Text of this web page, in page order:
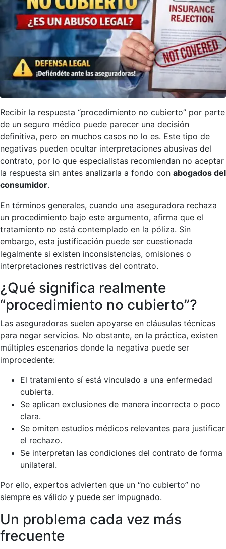
Recibir la respuesta “procedimiento no cubierto” por parte
de un seguro médico puede parecer una decisión
definitiva, pero en muchos casos no lo es. Este tipo de
negativas pueden ocultar interpretaciones abusivas del
contrato, por lo que especialistas recomiendan no aceptar
la respuesta sin antes analizarla a fondo con abogados del
consumidor.
En términos generales, cuando una aseguradora rechaza
un procedimiento bajo este argumento, afirma que el
tratamiento no está contemplado en la póliza. Sin
embargo, esta justificación puede ser cuestionada
legalmente si existen inconsistencias, omisiones o
interpretaciones restrictivas del contrato.
¿Qué significa realmente
“procedimiento no cubierto”?
Las aseguradoras suelen apoyarse en cláusulas técnicas
para negar servicios. No obstante, en la práctica, existen
múltiples escenarios donde la negativa puede ser
improcedente:
El tratamiento sí está vinculado a una enfermedad
cubierta.
Se aplican exclusiones de manera incorrecta o poco
clara.
Se omiten estudios médicos relevantes para justificar
el rechazo.
Se interpretan las condiciones del contrato de forma
unilateral.
Por ello, expertos advierten que un “no cubierto” no
siempre es válido y puede ser impugnado.
Un problema cada vez más
frecuente